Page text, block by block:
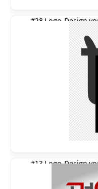
#28 Logo-Design
#13 Logo-Design